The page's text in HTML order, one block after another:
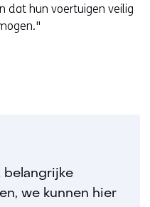
dat hun voertuigen veilig
belangrijke
we kunnen hier